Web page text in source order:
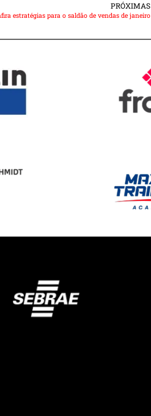
PRÓXIMAS
estratégias para o saldão de vendas de janeiro